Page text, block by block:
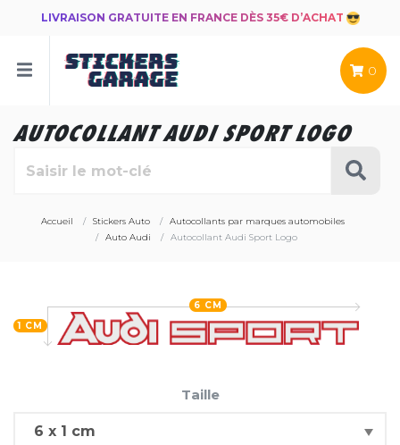
LIVRAISON GRATUITE EN FRANCE DÈS 35€ D’ACHAT
0
AUTOCOLLANT AUDI SPORT LOGO
Accueil Stickers Auto
Autocollants par marques automobiles
Auto Audi
Autocollant Audi Sport Logo
1 CM
6 CM
Taille